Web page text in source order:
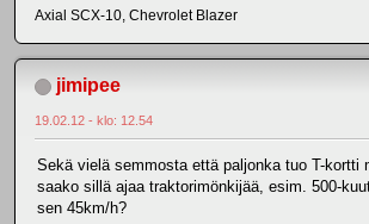
Axial SCX-10, Chevrolet Blazer
jimipee
19.02.12 - klo: 12.54
Sekä vielä semmosta että paljonka tuo T-kortti
saako sillä ajaa traktorimönkijää, esim. 500-
sen 45km/h?